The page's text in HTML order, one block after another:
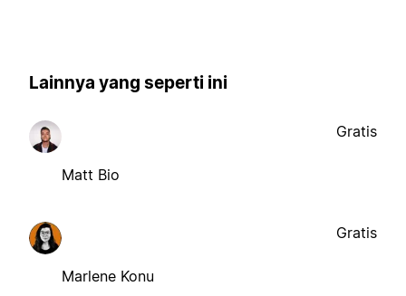
Lainnya yang seperti ini
Matt Bio
Gratis
Marlene Konu
Gratis